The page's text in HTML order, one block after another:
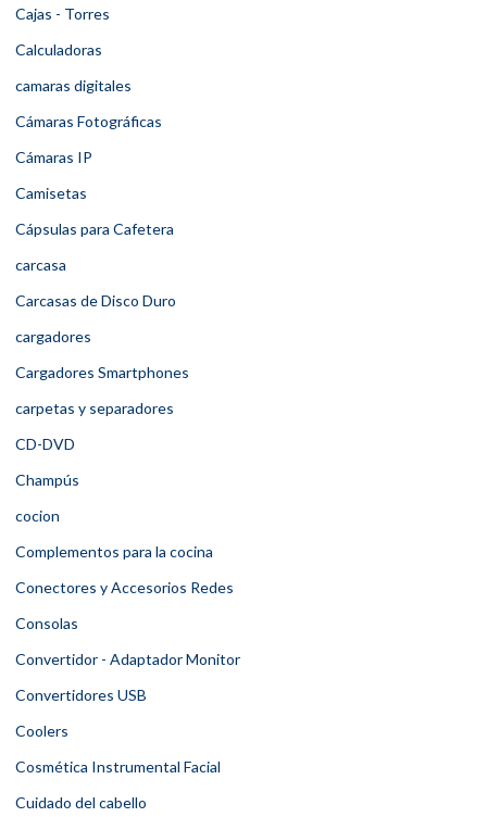
Cajas - Torres
Calculadoras
camaras digitales
Cámaras Fotográficas
Cámaras IP
Camisetas
Cápsulas para Cafetera
carcasa
Carcasas de Disco Duro
cargadores
Cargadores Smartphones
carpetas y separadores
CD-DVD
Champús
cocion
Complementos para la cocina
Conectores y Accesorios Redes
Consolas
Convertidor - Adaptador Monitor
Convertidores USB
Coolers
Cosmética Instrumental Facial
Cuidado del cabello